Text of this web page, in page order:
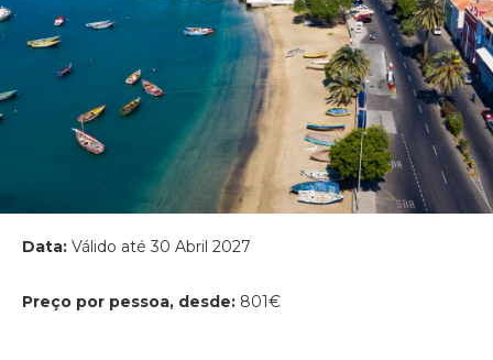
Data: Válido até 30 Abril 2027
Preço por pessoa, desde: 801€